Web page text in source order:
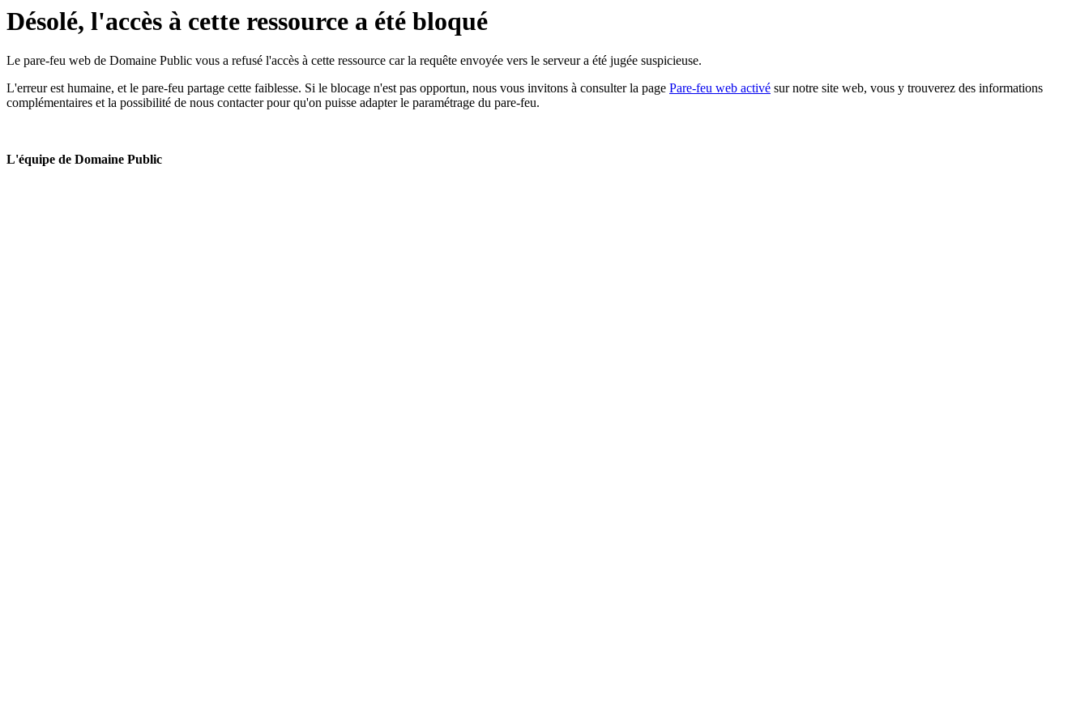
Désolé, l'accès à cette ressource a été bloqué
Le pare-feu web de Domaine Public vous a refusé l'accès à cette ressource car la requête envoyée vers le serveur a été jugée suspicieuse.
L'erreur est humaine, et le pare-feu partage cette faiblesse. Si le blocage n'est pas opportun, nous vous invitons à consulter la page Pare-feu web activé sur notre site web, vous y trouverez des informations
complémentaires et la possibilité de nous contacter pour qu'on puisse adapter le paramétrage du pare-feu.
L'équipe de Domaine Public